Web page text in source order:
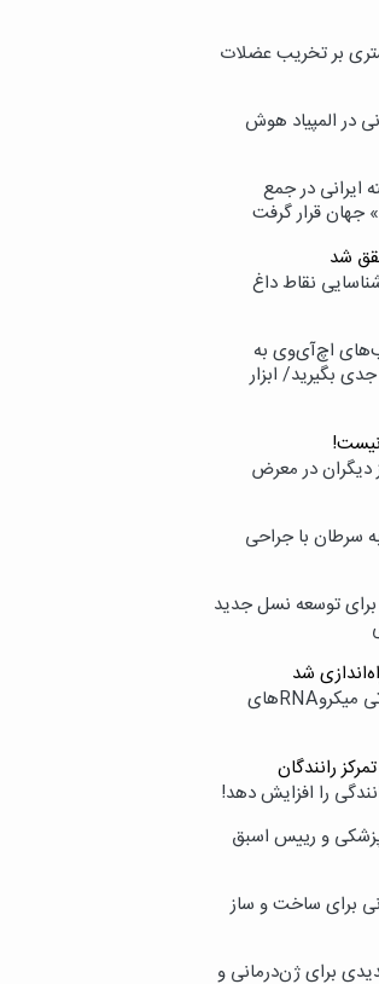
بر تخریب عضلات
در المپیاد هوش
ایرانی در جمع
جهان قرار گرفت
شد
نقاط داغ
اچ‌آی‌وی به
بگیرید/ ابزار
نیست!
دیگران در معرض
سرطان با جراحی
برای توسعه نسل جدید
شد
نامیرا؛ جامع‌ترین بانک اطلاعاتی میکروRNAهای
رانندگان
را افزایش دهد!
و رییس اسبق
برای ساخت و ساز
برای ژن‌درمانی و